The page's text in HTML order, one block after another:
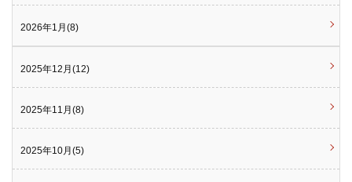
2026年1月(8)
2025年12月(12)
2025年11月(8)
2025年10月(5)